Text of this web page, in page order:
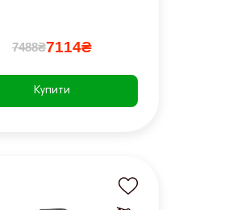
7488₴7114₴
Купити